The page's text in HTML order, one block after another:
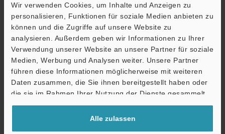
Wir verwenden Cookies, um Inhalte und Anzeigen zu
personalisieren, Funktionen für soziale Medien anbieten zu
können und die Zugriffe auf unsere Website zu
analysieren. Außerdem geben wir Informationen zu Ihrer
Verwendung unserer Website an unsere Partner für soziale
Medien, Werbung und Analysen weiter. Unsere Partner
führen diese Informationen möglicherweise mit weiteren
Daten zusammen, die Sie ihnen bereitgestellt haben oder
die sie im Rahmen Ihrer Nutzung der Dienste gesammelt
haben.
Alle zulassen
Weiter
Datenschutz ist uns wichtig - Ihre Daten werden niemals
weitergegeben.